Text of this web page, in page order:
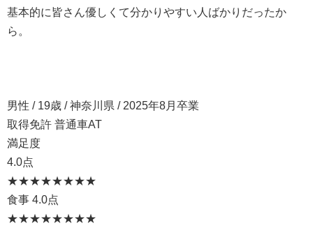
基本的に皆さん優しくて分かりやすい人ばかりだったか
ら。
男性 / 19歳 / 神奈川県 / 2025年8月卒業
取得免許 普通車AT
満足度
4.0点
★★★★★★★★
食事 4.0点
★★★★★★★★